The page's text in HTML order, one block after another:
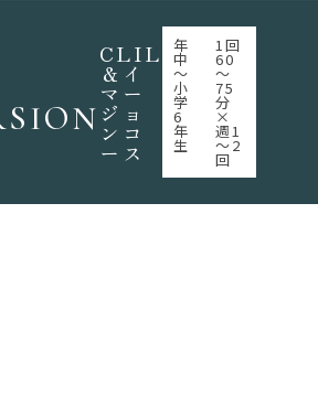
CLIL
＆イ
マー
ジョ
ンコ
ース
年
中
～
小
学
6
年
生
1回
60
～
75
分
×
週1
～2
回